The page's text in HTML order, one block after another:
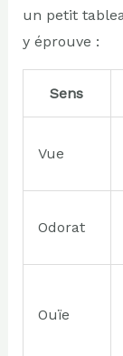
un petit
y éprouve :
Sens
Vue
Odorat
Ouïe